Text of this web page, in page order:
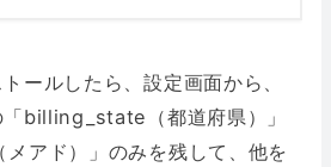
ールしたら、設定画面から、
billing_state（都道府県）」
アド）」のみを残して、他を